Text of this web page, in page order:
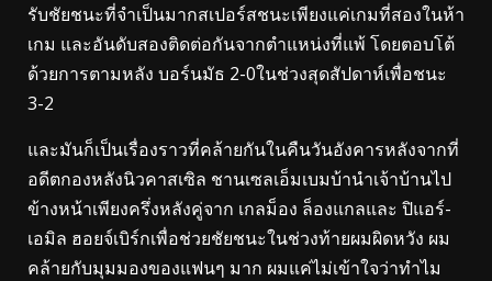
รับชัยชนะที่จำเป็นมากสเปอร์สชนะเพียงแค่เกมที่สองในห้า
เกม และอันดับสองติดต่อกันจากตำแหน่งที่แพ้ โดยตอบโต้
ด้วยการตามหลัง บอร์นมัธ 2-0ในช่วงสุดสัปดาห์เพื่อชนะ
3-2
และมันก็เป็นเรื่องราวที่คล้ายกันในคืนวันอังคารหลังจากที่
อดีตกองหลังนิวคาสเซิล ชานเซลเอ็มเบมบ้านำเจ้าบ้านไป
ข้างหน้าเพียงครึ่งหลังคู่จาก เกลม็อง ล็องแกลและ ปิแอร์-
เอมิล ฮอยจ์เบิร์กเพื่อช่วยชัยชนะในช่วงท้ายผมผิดหวัง ผม
คล้ายกับมุมมองของแฟนๆ มาก ผมแค่ไม่เข้าใจว่าทำไม